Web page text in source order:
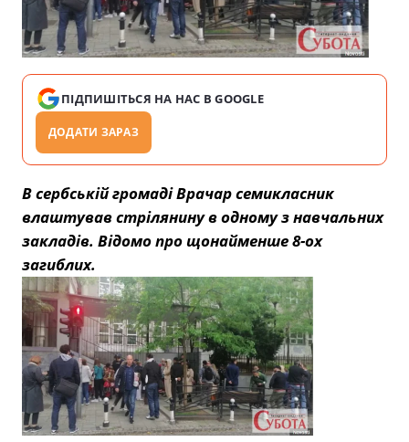
ПІДПИШІТЬСЯ НА НАС В GOOGLE
ДОДАТИ ЗАРАЗ
В сербській громаді Врачар семикласник
влаштував стрілянину в одному з навчальних
закладів. Відомо про щонайменше 8-ох
загиблих.